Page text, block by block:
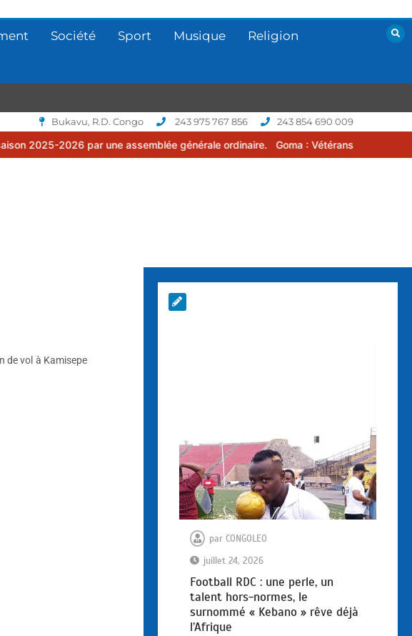
Société Sport Musique Religion
Bukavu, R.D. Congo 243 975 767 856 243 854 690 009
par une assemblée générale ordinaire. Goma : Vétérans Cup 2026 -2027, une
de vol à Kamisepe
par CONGOLEO
juillet 24, 2026
Football RDC : une perle, un
talent hors-normes, le
surnommé « Kebano » rêve déjà
l’Afrique